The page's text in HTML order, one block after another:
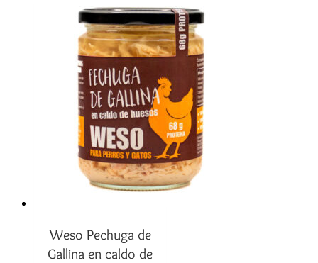
Weso Pechuga de
Gallina en caldo de